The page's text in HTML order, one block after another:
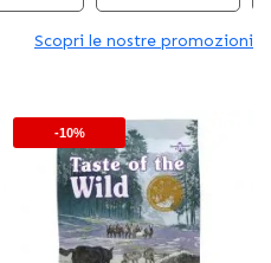
Scopri le nostre promozioni
-10%